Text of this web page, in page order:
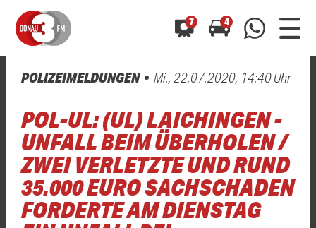
7 4
0800 0 490 400
01520 242 3333
Hast du auch einen Blitzer oder eine Verkehrsbehinderung
gesehen? Ganz einfach melden - kostenlos unter0800 0 490 400
oder perWhatsApp 01520 242 3333
Hast du auch einen Blitzer oder eine Verkehrsbehinderung
gesehen? Ganz einfach melden - kostenlos unter0800 0 490 400
oder perWhatsApp 01520 242 3333
POLIZEIMELDUNGEN Mi., 22.07.2020, 14:40 Uhr
POL-UL: (UL) LAICHINGEN -
UNFALL BEIM ÜBERHOLEN /
ZWEI VERLETZTE UND RUND
35.000 EURO SACHSCHADEN
FORDERTE AM DIENSTAG